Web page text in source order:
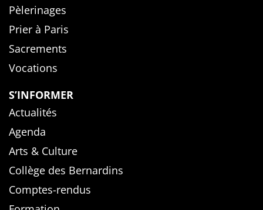
Pèlerinages
Prier à Paris
Sacrements
Vocations
S’INFORMER
Actualités
Agenda
Arts & Culture
Collège des Bernardins
Comptes-rendus